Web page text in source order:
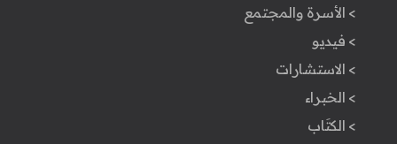
> الأسرة والمجتمع
> فيديو
> الاستشارات
> الخبراء
> الكتَاب